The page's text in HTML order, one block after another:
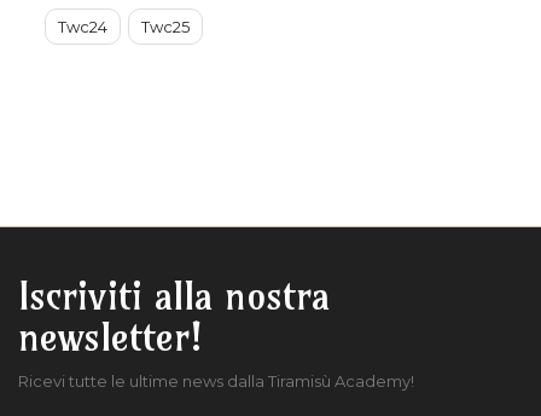
Twc24 Twc25
Iscriviti alla nostra
newsletter!
Ricevi tutte le ultime news dalla Tiramisù Academy!